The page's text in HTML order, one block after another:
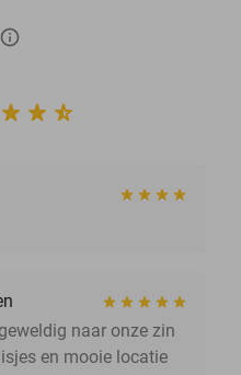
info_outlined
naar onze zin
en mooie locatie